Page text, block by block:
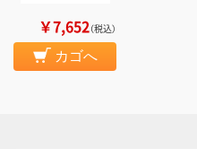
￥7,652（税込）
カゴへ